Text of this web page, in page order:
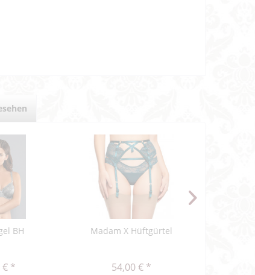
BH
€ *
Madam X Hüftgürtel
54,00 € *